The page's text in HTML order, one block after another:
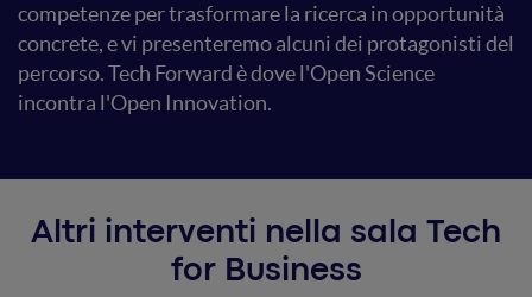
competenze per trasformare la ricerca in opportunità
concrete, e vi presenteremo alcuni dei protagonisti del
percorso. Tech Forward è dove l'Open Science
incontra l'Open Innovation.
Altri interventi nella sala Tech
for Business